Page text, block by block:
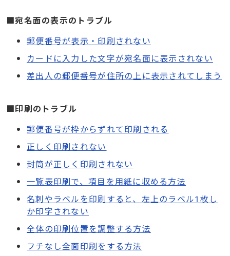
■宛名面の表示のトラブル
郵便番号が表示・印刷されない
カードに入力した文字が宛名面に表示されない
差出人の郵便番号が住所の上に表示されてしまう
■印刷のトラブル
郵便番号が枠からずれて印刷される
正しく印刷されない
封筒が正しく印刷されない
一覧表印刷で、項目を用紙に収める方法
名刺やラベルを印刷すると、左上のラベル1枚し
か印字されない
全体の印刷位置を調整する方法
フチなし全面印刷をする方法